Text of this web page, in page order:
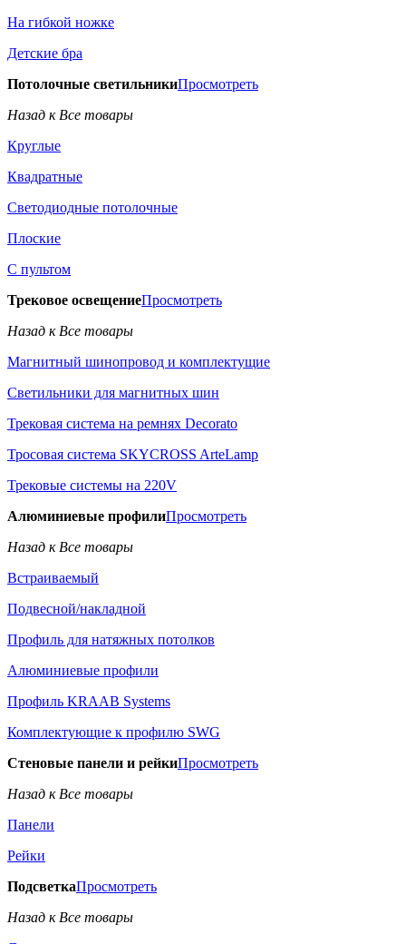
На гибкой ножке
Детские бра
Потолочные светильникиПросмотреть
Назад к Все товары
Круглые
Квадратные
Светодиодные потолочные
Плоские
С пультом
Трековое освещениеПросмотреть
Назад к Все товары
Магнитный шинопровод и комплектущие
Светильники для магнитных шин
Трековая система на ремнях Decorato
Тросовая система SKYCROSS ArteLamp
Трековые системы на 220V
Алюминиевые профилиПросмотреть
Назад к Все товары
Встраиваемый
Подвесной/накладной
Профиль для натяжных потолков
Алюминиевые профили
Профиль KRAAB Systems
Комплектующие к профилю SWG
Стеновые панели и рейкиПросмотреть
Назад к Все товары
Панели
Рейки
ПодсветкаПросмотреть
Назад к Все товары